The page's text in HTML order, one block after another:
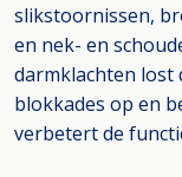
slikstoornissen,
en nek- en
darmklachten lost
blokkades op en
verbetert de